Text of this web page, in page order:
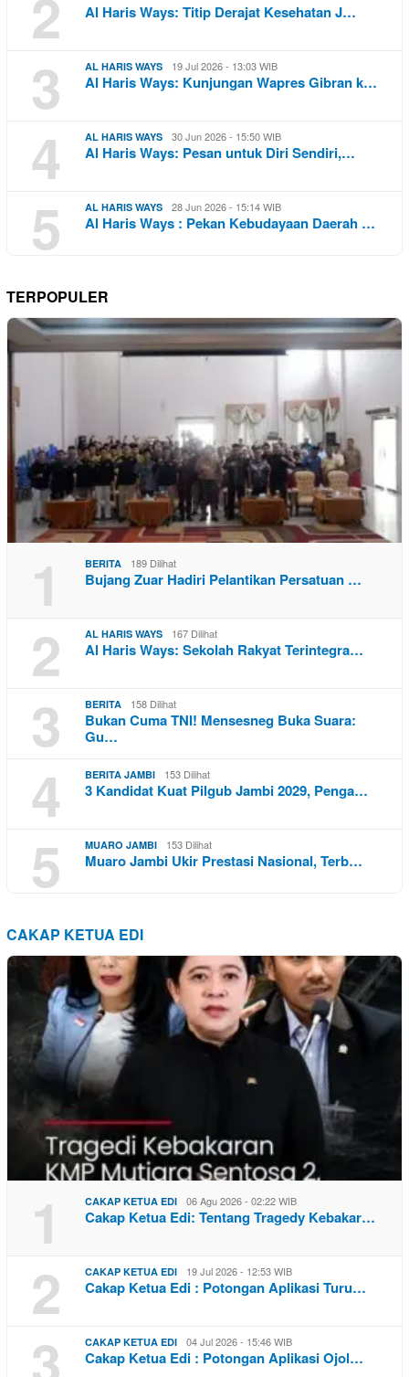
2 Al Haris Ways: Titip Derajat Kesehatan J…
3 AL HARIS WAYS 19 Jul 2026 - 13:03 WIB
Al Haris Ways: Kunjungan Wapres Gibran k…
4 AL HARIS WAYS 30 Jun 2026 - 15:50 WIB
Al Haris Ways: Pesan untuk Diri Sendiri,…
5 AL HARIS WAYS 28 Jun 2026 - 15:14 WIB
Al Haris Ways : Pekan Kebudayaan Daerah …
TERPOPULER
1 BERITA 189 Dilihat
Bujang Zuar Hadiri Pelantikan Persatuan …
2 AL HARIS WAYS 167 Dilihat
Al Haris Ways: Sekolah Rakyat Terintegra…
3 BERITA 158 Dilihat
Bukan Cuma TNI! Mensesneg Buka Suara:
Gu…
4 BERITA JAMBI 153 Dilihat
3 Kandidat Kuat Pilgub Jambi 2029, Penga…
5 MUARO JAMBI 153 Dilihat
Muaro Jambi Ukir Prestasi Nasional, Terb…
CAKAP KETUA EDI
1 CAKAP KETUA EDI 06 Agu 2026 - 02:22 WIB
Cakap Ketua Edi: Tentang Tragedy Kebakar…
2 CAKAP KETUA EDI 19 Jul 2026 - 12:53 WIB
Cakap Ketua Edi : Potongan Aplikasi Turu…
CAKAP KETUA EDI 04 Jul 2026 - 15:46 WIB
Cakap Ketua Edi : Potongan Aplikasi Ojol…